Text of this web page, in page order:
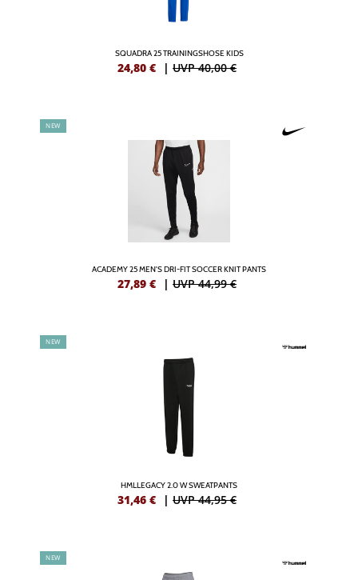
SQUADRA 25 TRAININGSHOSE KIDS
24,80 € | UVP 40,00 €
NEW
ACADEMY 25 MEN'S DRI-FIT SOCCER KNIT PANTS
27,89 € | UVP 44,99 €
NEW
HMLLEGACY 2.0 W SWEATPANTS
31,46 € | UVP 44,95 €
NEW